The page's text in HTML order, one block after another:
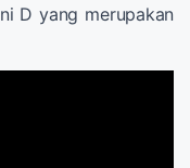
D yang merupakan